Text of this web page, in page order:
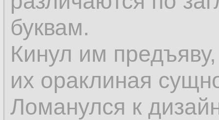
буквам.
Кинул им
их ораклиная
Ломанулся к